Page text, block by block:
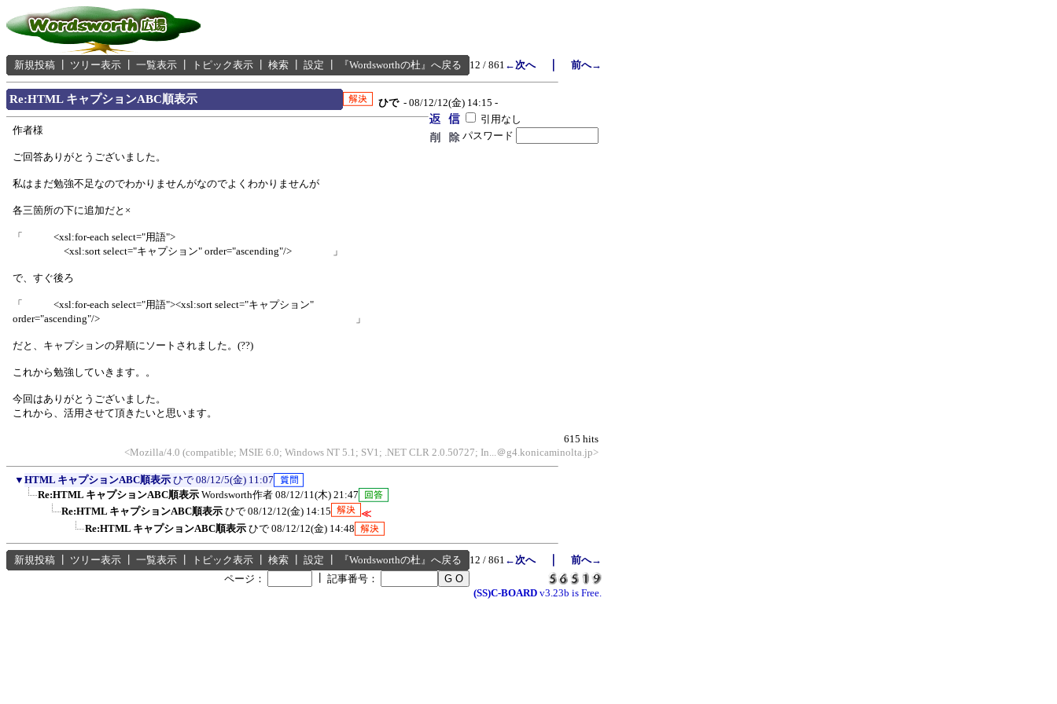
新規投稿 ツリー表示 一覧表示 トピック表示 検索 設定 『Wordsworthの杜』へ戻る 12 / 861 ←次へ｜ 前へ→
Re:HTML キャプションABC順表示 ひで - 08/12/12(金) 14:15 -
引用なし
パスワード
作者様
ご回答ありがとうございました。
私はまだ勉強不足なのでわかりませんがなのでよくわかりませんが
各三箇所の下に追加だと×
「 <xsl:for-each select="用語">
<xsl:sort select="キャプション" order="ascending"/> 」
で、すぐ後ろ
「 <xsl:for-each select="用語"><xsl:sort select="キャプション"
order="ascending"/> 」
だと、キャプションの昇順にソートされました。(??)
これから勉強していきます。。
今回はありがとうございました。
これから、活用させて頂きたいと思います。
615 hits
<Mozilla/4.0 (compatible; MSIE 6.0; Windows NT 5.1; SV1; .NET CLR 2.0.50727; In...＠g4.konicaminolta.jp>
▼ HTML キャプションABC順表示 ひで 08/12/5(金) 11:07
Re:HTML キャプションABC順表示 Wordsworth作者 08/12/11(木) 21:47
Re:HTML キャプションABC順表示 ひで 08/12/12(金) 14:15
≪
Re:HTML キャプションABC順表示 ひで 08/12/12(金) 14:48
新規投稿 ツリー表示 一覧表示 トピック表示 検索 設定 『Wordsworthの杜』へ戻る 12 / 861 ←次へ｜ 前へ→
ページ：
記事番号：
(SS)C-BOARD v3.23b is Free.